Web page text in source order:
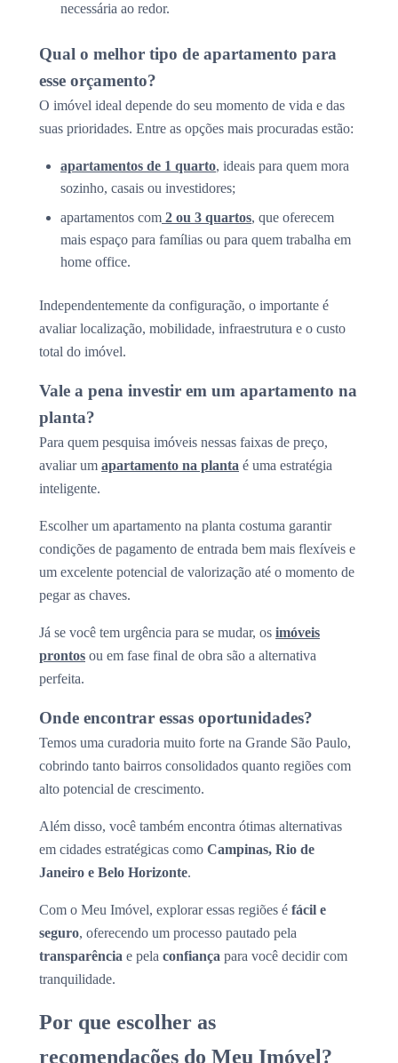
necessária ao redor.
Qual o melhor tipo de apartamento para
esse orçamento?
O imóvel ideal depende do seu momento de vida e das
suas prioridades. Entre as opções mais procuradas estão:
apartamentos de 1 quarto, ideais para quem mora
sozinho, casais ou investidores;
apartamentos com 2 ou 3 quartos, que oferecem
mais espaço para famílias ou para quem trabalha em
home office.
Independentemente da configuração, o importante é
avaliar localização, mobilidade, infraestrutura e o custo
total do imóvel.
Vale a pena investir em um apartamento na
planta?
Para quem pesquisa imóveis nessas faixas de preço,
avaliar um apartamento na planta é uma estratégia
inteligente.
Escolher um apartamento na planta costuma garantir
condições de pagamento de entrada bem mais flexíveis e
um excelente potencial de valorização até o momento de
pegar as chaves.
Já se você tem urgência para se mudar, os imóveis
prontos ou em fase final de obra são a alternativa
perfeita.
Onde encontrar essas oportunidades?
Temos uma curadoria muito forte na Grande São Paulo,
cobrindo tanto bairros consolidados quanto regiões com
alto potencial de crescimento.
Além disso, você também encontra ótimas alternativas
em cidades estratégicas como Campinas, Rio de
Janeiro e Belo Horizonte.
Com o Meu Imóvel, explorar essas regiões é fácil e
seguro, oferecendo um processo pautado pela
transparência e pela confiança para você decidir com
tranquilidade.
Por que escolher as
recomendações do Meu Imóvel?